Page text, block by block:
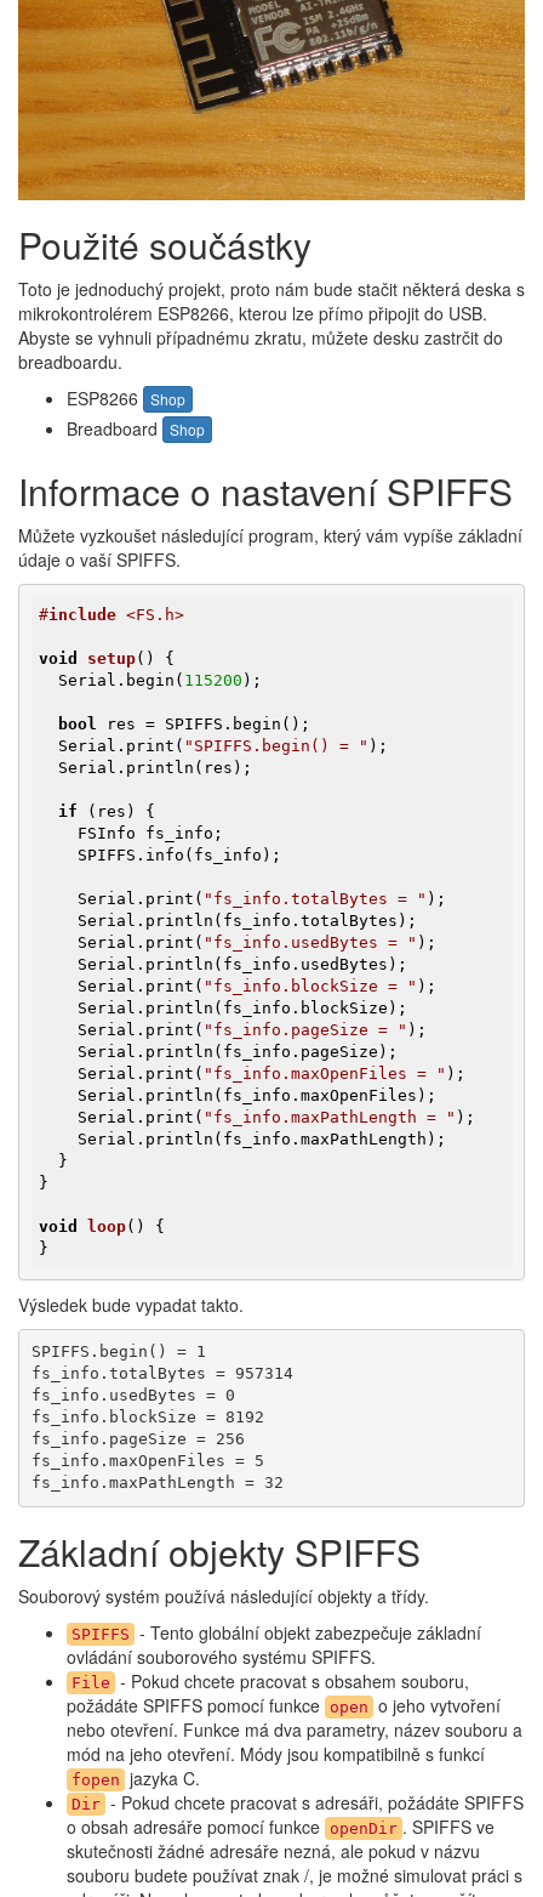
Použité součástky
Toto je jednoduchý projekt, proto nám bude stačit některá deska s
mikrokontrolérem ESP8266, kterou lze přímo připojit do USB.
Abyste se vyhnuli případnému zkratu, můžete desku zastrčit do
breadboardu.
ESP8266
Shop
Breadboard Shop
Informace o nastavení SPIFFS
Můžete vyzkoušet následující program, který vám vypíše základní
údaje o vaší SPIFFS.
#include <FS.h>
void setup()
{
  Serial.begin(
115200 );
bool
res = SPIFFS.begin();
  Serial.print(
"SPIFFS.begin() = " );
if (res) {
    Serial.print(
"fs_info.totalBytes = " );
    Serial.print(
"fs_info.usedBytes = " );
    Serial.print(
"fs_info.blockSize = " );
    Serial.print(
"fs_info.pageSize = " );
    Serial.print(
"fs_info.maxOpenFiles = " );
    Serial.print(
"fs_info.maxPathLength = " );
}
void loop()
{
}
Výsledek bude vypadat takto.
SPIFFS.begin() = 1
fs_info.totalBytes = 957314
fs_info.usedBytes = 0
fs_info.blockSize = 8192
fs_info.pageSize = 256
fs_info.maxOpenFiles = 5
fs_info.maxPathLength = 32
Základní objekty SPIFFS
Souborový systém používá následující objekty a třídy.
SPIFFS - Tento globální objekt zabezpečuje základní
ovládání souborového systému SPIFFS.
File - Pokud chcete pracovat s obsahem souboru,
požádáte SPIFFS pomocí funkce open o jeho vytvoření
nebo otevření. Funkce má dva parametry, název souboru a
mód na jeho otevření. Módy jsou kompatibilně s funkcí
fopen jazyka C.
Dir - Pokud chcete pracovat s adresáři, požádáte SPIFFS
o obsah adresáře pomocí funkce openDir . SPIFFS ve
skutečnosti žádné adresáře nezná, ale pokud v názvu
souboru budete používat znak /, je možné simulovat práci s